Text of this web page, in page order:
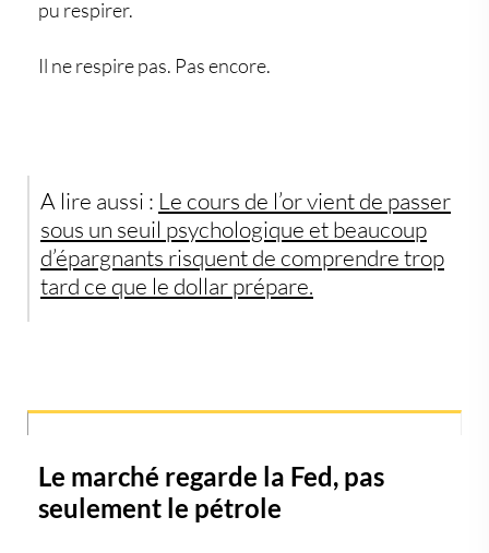
pu respirer.
Il ne respire pas. Pas encore.
A lire aussi : Le cours de l’or vient de passer
sous un seuil psychologique et beaucoup
d’épargnants risquent de comprendre trop
tard ce que le dollar prépare.
Le marché regarde la Fed, pas
seulement le pétrole